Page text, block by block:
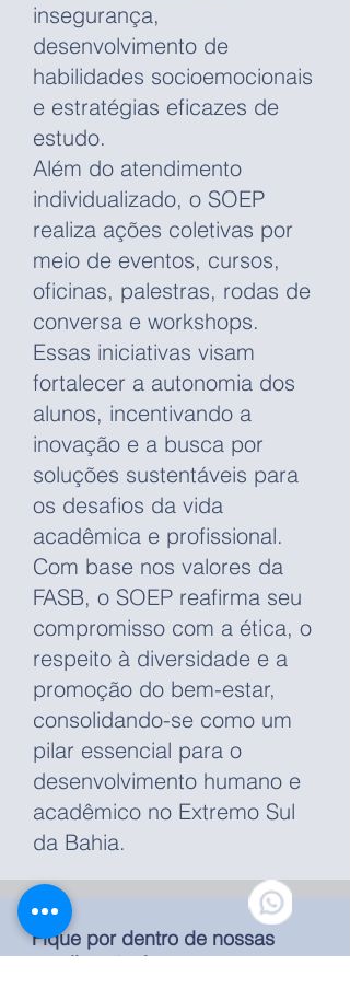
insegurança,
desenvolvimento de
habilidades socioemocionais
e estratégias eficazes de
estudo.
Além do atendimento
individualizado, o SOEP
realiza ações coletivas por
meio de eventos, cursos,
oficinas, palestras, rodas de
conversa e workshops.
Essas iniciativas visam
fortalecer a autonomia dos
alunos, incentivando a
inovação e a busca por
soluções sustentáveis para
os desafios da vida
acadêmica e profissional.
Com base nos valores da
FASB, o SOEP reafirma seu
compromisso com a ética, o
respeito à diversidade e a
promoção do bem-estar,
consolidando-se como um
pilar essencial para o
desenvolvimento humano e
acadêmico no Extremo Sul
da Bahia.
Fique por dentro de nossas
atualizações!